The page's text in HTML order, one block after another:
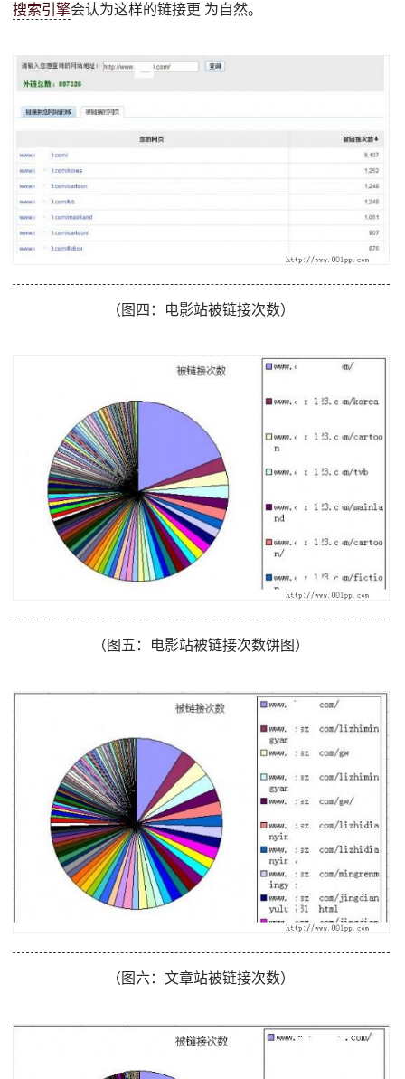
搜索引擎会认为这样的链接更 为自然。
（图四：电影站被链接次数）
（图五：电影站被链接次数饼图）
（图六：文章站被链接次数）